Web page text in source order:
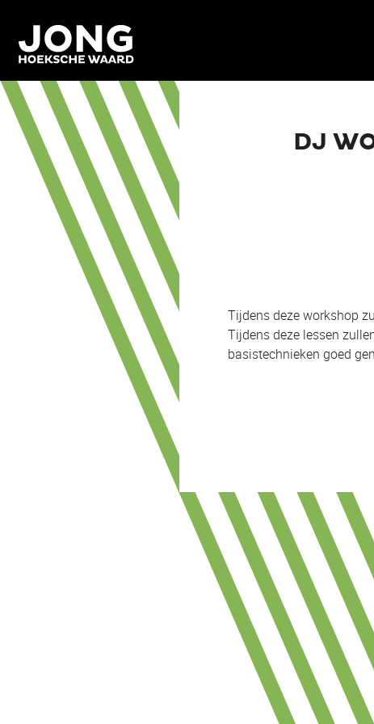
DJ
Tijdens deze workshop
Tijdens deze lessen
basistechnieken goed